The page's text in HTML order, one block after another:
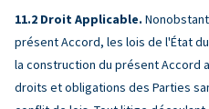
Droit Applicable.
présent Accord, les lois de l'État
la construction du présent Accord
droits et obligations des Parties